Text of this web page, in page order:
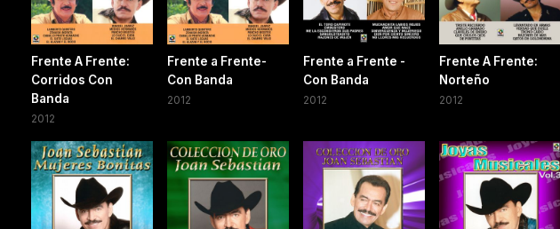
Frente A Frente:
Corridos Con
Banda
2012
Frente a Frente-
Con Banda
2012
Frente a Frente -
Con Banda
2012
Frente A Frente:
Norteño
2012